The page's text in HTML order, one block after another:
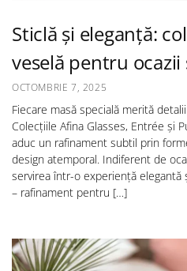
Sticlă și eleganță:
veselă pentru ocazii
OCTOMBRIE 7, 2025
Fiecare masă specială merită
Colecțiile Afina Glasses, Entrée și
aduc un rafinament subtil prin
design atemporal. Indiferent de
servirea într-o experiență elegantă
– rafinament pentru […]